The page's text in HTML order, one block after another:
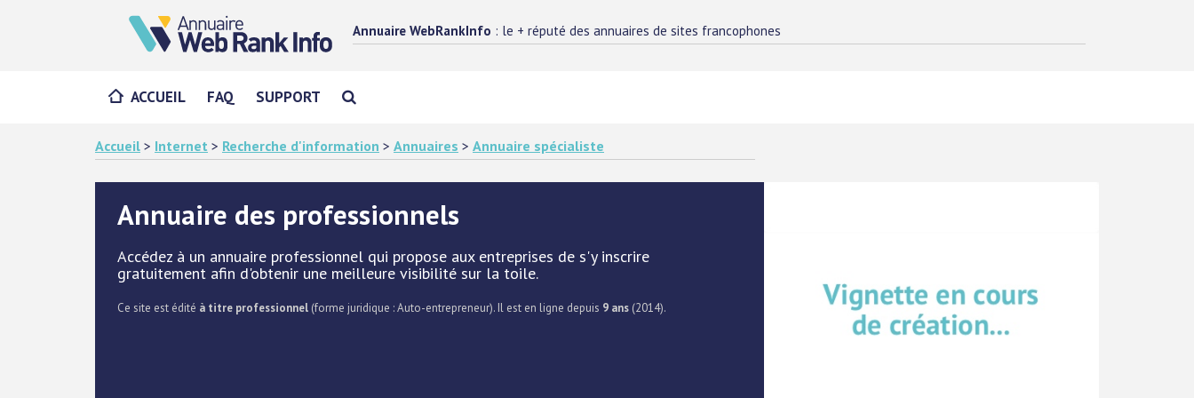
Annuaire WebRankInfo : le + réputé des annuaires de sites francophones
ACCUEIL FAQ SUPPORT
Accueil > Internet > Recherche d'information > Annuaires > Annuaire spécialiste
Annuaire des professionnels
Accédez à un annuaire professionnel qui propose aux entreprises de s'y inscrire
gratuitement afin d'obtenir une meilleure visibilité sur la toile.
Ce site est édité à titre professionnel (forme juridique : Auto-entrepreneur). Il est en ligne depuis 9 ans (2014).